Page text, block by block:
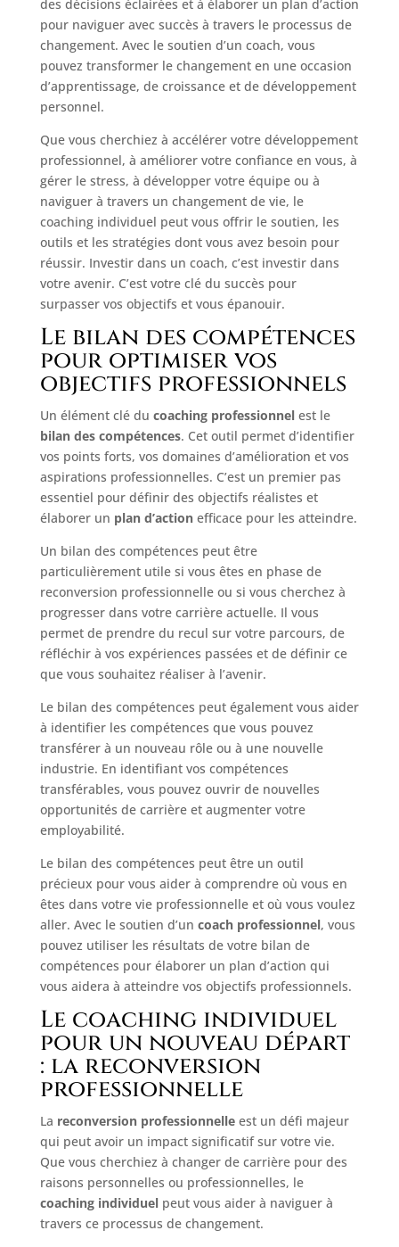
des décisions éclairées et à élaborer un plan d’action
pour naviguer avec succès à travers le processus de
changement. Avec le soutien d’un coach, vous
pouvez transformer le changement en une occasion
d’apprentissage, de croissance et de développement
personnel.
Que vous cherchiez à accélérer votre développement
professionnel, à améliorer votre confiance en vous, à
gérer le stress, à développer votre équipe ou à
naviguer à travers un changement de vie, le
coaching individuel peut vous offrir le soutien, les
outils et les stratégies dont vous avez besoin pour
réussir. Investir dans un coach, c’est investir dans
votre avenir. C’est votre clé du succès pour
surpasser vos objectifs et vous épanouir.
Le bilan des compétences
pour optimiser vos
objectifs professionnels
Un élément clé du coaching professionnelest le
bilan des compétences. Cet outil permet d’identifier
vos points forts, vos domaines d’amélioration et vos
aspirations professionnelles. C’est un premier pas
essentiel pour définir des objectifs réalistes et
élaborer un plan d’actionefficace pour les atteindre.
Un bilan des compétences peut être
particulièrement utile si vous êtes en phase de
reconversion professionnelle ou si vous cherchez à
progresser dans votre carrière actuelle. Il vous
permet de prendre du recul sur votre parcours, de
réfléchir à vos expériences passées et de définir ce
que vous souhaitez réaliser à l’avenir.
Le bilan des compétences peut également vous aider
à identifier les compétences que vous pouvez
transférer à un nouveau rôle ou à une nouvelle
industrie. En identifiant vos compétences
transférables, vous pouvez ouvrir de nouvelles
opportunités de carrière et augmenter votre
employabilité.
Le bilan des compétences peut être un outil
précieux pour vous aider à comprendre où vous en
êtes dans votre vie professionnelle et où vous voulez
aller. Avec le soutien d’un coach professionnel, vous
pouvez utiliser les résultats de votre bilan de
compétences pour élaborer un plan d’action qui
vous aidera à atteindre vos objectifs professionnels.
Le coaching individuel
pour un nouveau départ
: la reconversion
professionnelle
La reconversion professionnelleest un défi majeur
qui peut avoir un impact significatif sur votre vie.
Que vous cherchiez à changer de carrière pour des
raisons personnelles ou professionnelles, le
coaching individuelpeut vous aider à naviguer à
travers ce processus de changement.